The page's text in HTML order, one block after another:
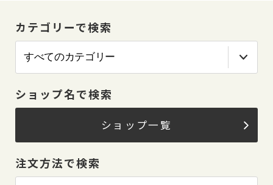
カテゴリーで検索
ショップ名で検索
ショップ一覧
注文方法で検索